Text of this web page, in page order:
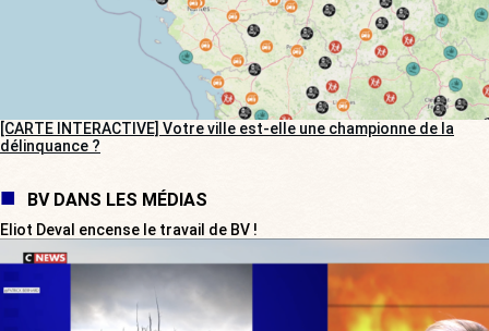
[CARTE INTERACTIVE] Votre ville est-elle une championne de la
délinquance ?
BV DANS LES MÉDIAS
Eliot Deval encense le travail de BV !